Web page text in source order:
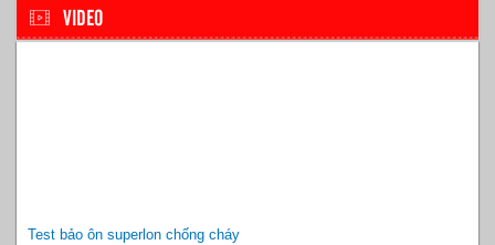
VIDEO
Test bảo ôn superlon chống cháy